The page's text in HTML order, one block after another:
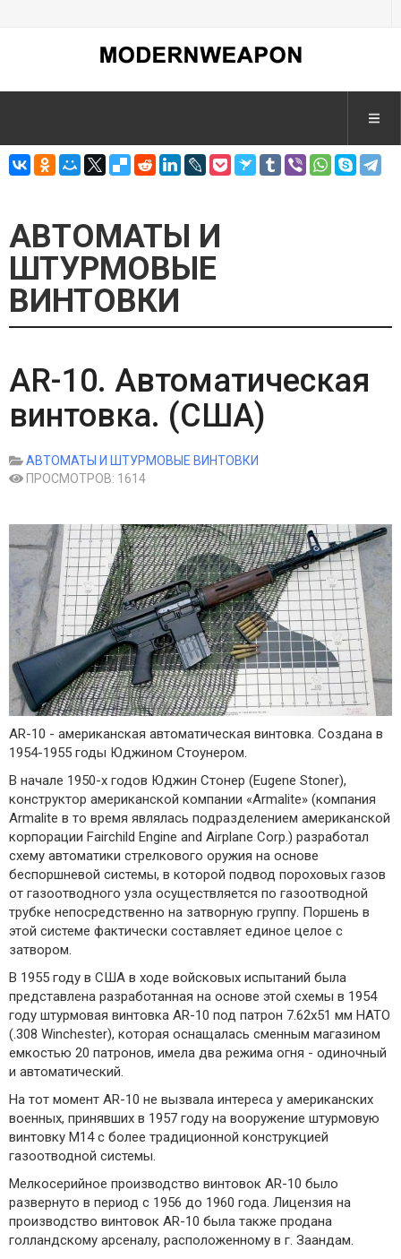
АВТОМАТЫ И
ШТУРМОВЫЕ
ВИНТОВКИ
AR-10. Автоматическая
винтовка. (США)
АВТОМАТЫ И ШТУРМОВЫЕ ВИНТОВКИ
ПРОСМОТРОВ: 1614
AR-10 - американская автоматическая винтовка. Cоздана в
1954-1955 годы Юджином Стоунером.
В начале 1950-х годов Юджин Стонер (Eugene Stoner),
конструктор американской компании «Armalite» (компания
Armalite в то время являлась подразделением американской
корпорации Fairchild Engine and Airplane Corp.) разработал
схему автоматики стрелкового оружия на основе
беспоршневой системы, в которой подвод пороховых газов
от газоотводного узла осуществляется по газоотводной
трубке непосредственно на затворную группу. Поршень в
этой системе фактически составляет единое целое с
затвором.
В 1955 году в США в ходе войсковых испытаний была
представлена разработанная на основе этой схемы в 1954
году штурмовая винтовка AR-10 под патрон 7.62х51 мм НАТО
(.308 Winchester), которая оснащалась сменным магазином
емкостью 20 патронов, имела два режима огня - одиночный
и автоматический.
На тот момент AR-10 не вызвала интереса у американских
военных, принявших в 1957 году на вооружение штурмовую
винтовку М14 с более традиционной конструкцией
газоотводной системы.
Мелкосерийное производство винтовок AR-10 было
развернуто в период с 1956 до 1960 года. Лицензия на
производство винтовок AR-10 была также продана
голландскому арсеналу, расположенному в г. Заандам.